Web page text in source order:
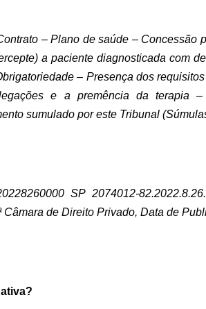
– Plano de saúde – Concessão
a paciente diagnosticada com
– Presença dos
e a premência da terapia
sumulado por este Tribunal
SP 2074012-
Câmara de Direito Privado, Data de